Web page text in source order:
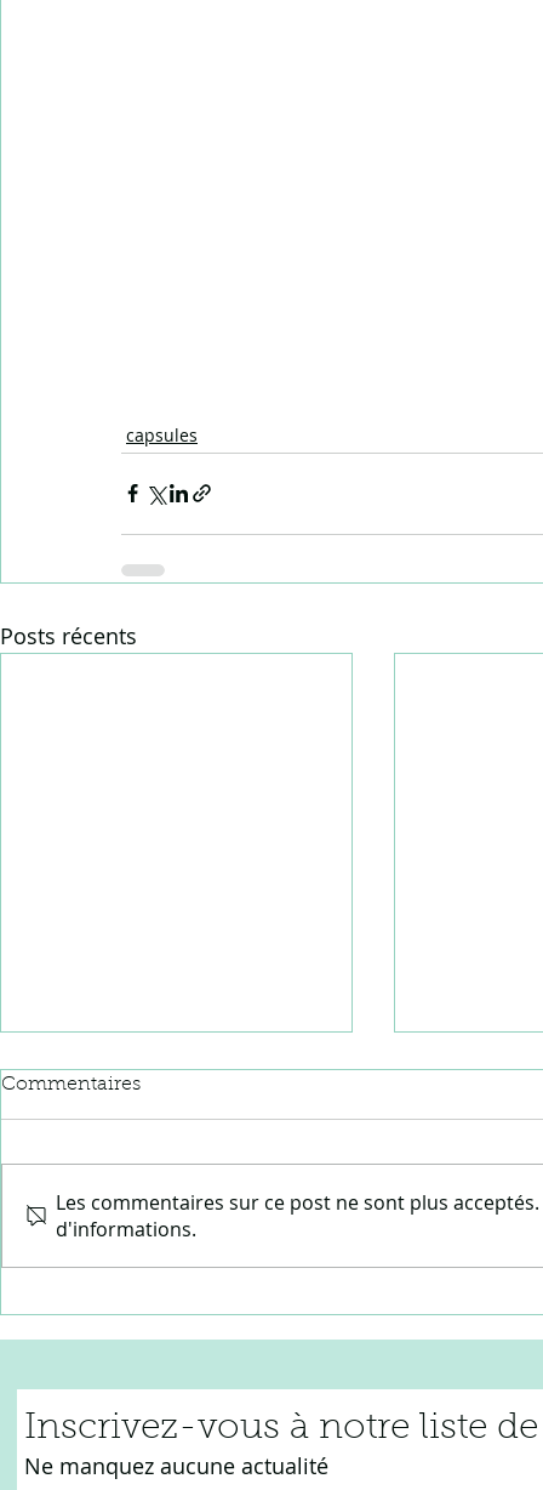
capsules
Posts récents
Le langage des jeunes
Commentaires
Les commentaires sur ce post ne sont plus
d'informations.
Inscrivez-vous à notre liste
Ne manquez aucune actualité